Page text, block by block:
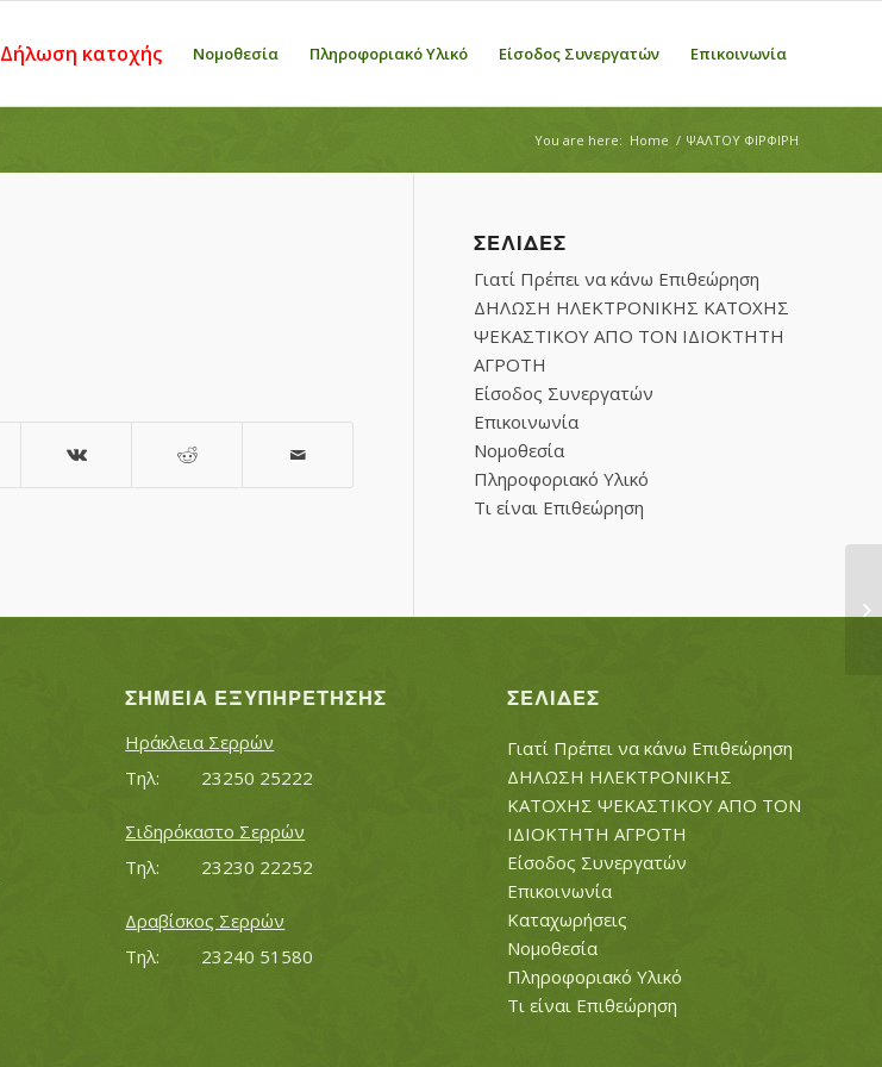
Δήλωση κατοχής Νομοθεσία Πληροφοριακό Υλικό Είσοδος Συνεργατών Επικοινωνία
You are here: Home / ΨΑΛΤΟΥ ΦΙΡΦΙΡΗ
ΣΕΛΊΔΕΣ
Γιατί Πρέπει να κάνω Επιθεώρηση
ΔΗΛΩΣΗ ΗΛΕΚΤΡΟΝΙΚΗΣ ΚΑΤΟΧΗΣ
ΨΕΚΑΣΤΙΚΟΥ ΑΠΟ ΤΟΝ ΙΔΙΟΚΤΗΤΗ
ΑΓΡΟΤΗ
Είσοδος Συνεργατών
Επικοινωνία
Νομοθεσία
Πληροφοριακό Υλικό
Τι είναι Επιθεώρηση
ΣΗΜΕΊΑ ΕΞΥΠΗΡΈΤΗΣΗΣ
Ηράκλεια Σερρών
Τηλ:		23250 25222
Σιδηρόκαστο Σερρών
Τηλ:		23230 22252
Δραβίσκος Σερρών
Τηλ:		23240 51580
ΣΕΛΊΔΕΣ
Γιατί Πρέπει να κάνω Επιθεώρηση
ΔΗΛΩΣΗ ΗΛΕΚΤΡΟΝΙΚΗΣ
ΚΑΤΟΧΗΣ ΨΕΚΑΣΤΙΚΟΥ ΑΠΟ ΤΟΝ
ΙΔΙΟΚΤΗΤΗ ΑΓΡΟΤΗ
Είσοδος Συνεργατών
Επικοινωνία
Καταχωρήσεις
Νομοθεσία
Πληροφοριακό Υλικό
Τι είναι Επιθεώρηση